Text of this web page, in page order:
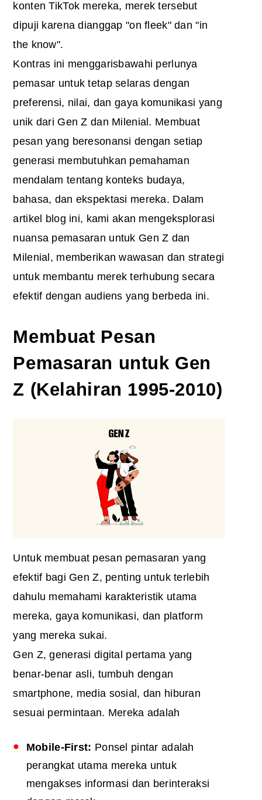
konten TikTok mereka, merek tersebut
dipuji karena dianggap "on fleek" dan "in
the know".
Kontras ini menggarisbawahi perlunya
pemasar untuk tetap selaras dengan
preferensi, nilai, dan gaya komunikasi yang
unik dari Gen Z dan Milenial. Membuat
pesan yang beresonansi dengan setiap
generasi membutuhkan pemahaman
mendalam tentang konteks budaya,
bahasa, dan ekspektasi mereka. Dalam
artikel blog ini, kami akan mengeksplorasi
nuansa pemasaran untuk Gen Z dan
Milenial, memberikan wawasan dan strategi
untuk membantu merek terhubung secara
efektif dengan audiens yang berbeda ini.
Membuat Pesan
Pemasaran untuk Gen
Z (Kelahiran 1995-2010)
Untuk membuat pesan pemasaran yang
efektif bagi Gen Z, penting untuk terlebih
dahulu memahami karakteristik utama
mereka, gaya komunikasi, dan platform
yang mereka sukai.
Gen Z, generasi digital pertama yang
benar-benar asli, tumbuh dengan
smartphone, media sosial, dan hiburan
sesuai permintaan. Mereka adalah
Mobile-First: Ponsel pintar adalah
perangkat utama mereka untuk
mengakses informasi dan berinteraksi